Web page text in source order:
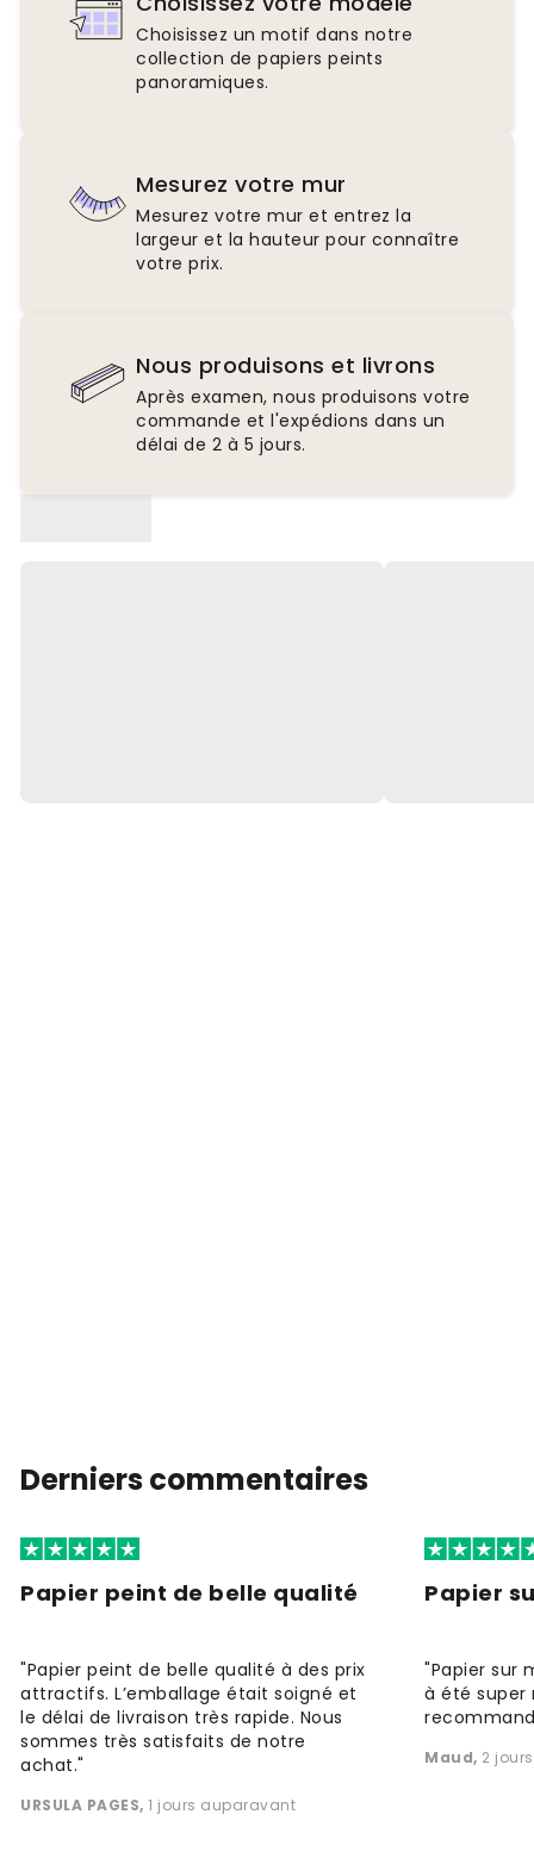
Choisissez un motif dans notre
collection de papiers peints
panoramiques.
Mesurez votre mur
Mesurez votre mur et entrez la
largeur et la hauteur pour connaître
votre prix.
Nous produisons et livrons
Après examen, nous produisons votre
commande et l'expédions dans un
délai de 2 à 5 jours.
Derniers commentaires
Papier peint de belle qualité
"Papier peint de belle qualité à des prix
attractifs. L’emballage était soigné et
le délai de livraison très rapide. Nous
sommes très satisfaits de notre
achat."
URSULA PAGES, 1 jours auparavant
Papier
"Papier sur
à été super
Maud, 2